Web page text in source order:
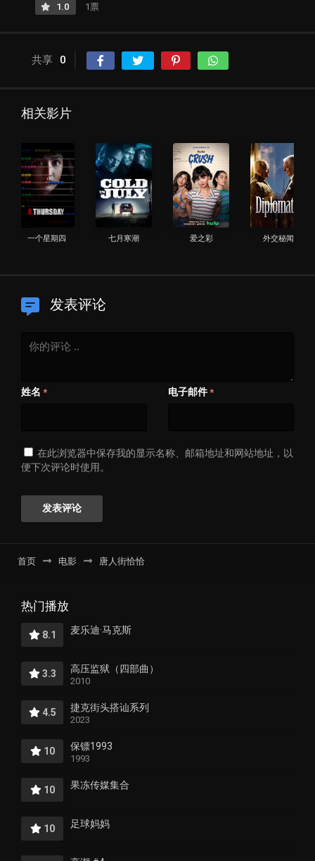
1.0 1票
共享 0
相关影片
一个星期四 七月寒潮 爱之彩 外交秘闻
发表评论
姓名 * 电子邮件 *
在此浏览器中保存我的显示名称、邮箱地址和网站地址，以
便下次评论时使用。
首页 电影 唐人街恰恰
热门播放
8.1 麦乐迪·马克斯
3.3 高压监狱（四部曲）
2010
4.5 捷克街头搭讪系列
2023
10 保镖1993
1993
10 果冻传媒集合
10 足球妈妈